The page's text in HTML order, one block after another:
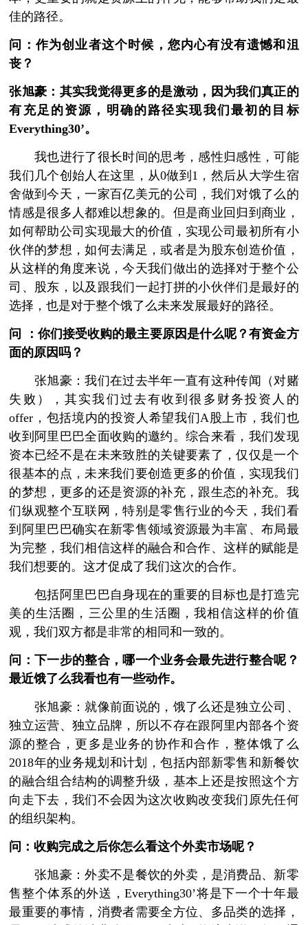
佳的路径。
问：作为创业者这个时候，您内心有没有遗憾和沮
丧？
张旭豪：其实我觉得更多的是激动，因为我们真正的
有充足的资源，明确的路径实现我们最初的目标
Everything30’。
我也进行了很长时间的思考，感性归感性，可能
我们几个创始人在这里，从0做到1，然后从大学生宿
舍做到今天，一家百亿美元的公司，我们对饿了么的
情感是很多人都难以想象的。但是商业回归到商业，
如何帮助公司实现最大的价值，实现公司最初所有小
伙伴的梦想，如何去满足，或者是为股东创造价值，
从这样的角度来说，今天我们做出的选择对于整个公
司、股东，以及跟我们一起打拼的小伙伴们是最好的
选择，也是对于整个饿了么未来发展最好的路径。
问 ：你们接受收购的最主要原因是什么呢？有资金方
面的原因吗？
张旭豪：我们在过去半年一直有这种传闻（对赌
失败），其实我们过去有收到很多财务投资人的
offer，包括境内的投资人希望我们A股上市，我们也
收到阿里巴巴全面收购的邀约。综合来看，我们发现
资本已经不是在未来致胜的关键要素了，仅仅是一个
很基本的点，未来我们要创造更多的价值，实现我们
的梦想，更多的还是资源的补充，跟生态的补充。我
们纵观整个互联网，特别是零售行业的今天，我们看
到阿里巴巴确实在新零售领域资源最为丰富、布局最
为完整，我们相信这样的融合和合作、这样的赋能是
我们想要的。这才促成了我们这次的合作。
包括阿里巴巴自身现在的重要的目标也是打造完
美的生活圈，三公里的生活圈，我相信这样的价值
观，我们双方都是非常的相同和一致的。
问：下一步的整合，哪一个业务会最先进行整合呢？
最近饿了么我看也有一些动作。
张旭豪：就像前面说的，饿了么还是独立公司、
独立运营、独立品牌，所以不存在跟阿里内部各个资
源的整合，更多是业务的协作和合作，整体饿了么
2018年的业务规划和计划，包括内部新零售和新餐饮
的融合组合结构的调整升级，基本上还是按照这个方
向走下去，我们不会因为这次收购改变我们原先任何
的组织架构。
问：收购完成之后你怎么看这个外卖市场呢？
张旭豪：外卖不是餐饮的外卖，是消费品、新零
售整个体系的外送，Everything30’将是下一个十年最
最重要的事情，消费者需要全方位、多品类的选择，